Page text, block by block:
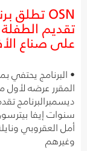
تقديم
على صناع
• البرنامج
سنوات إيفا
أمل العقروبي
وغيرهم